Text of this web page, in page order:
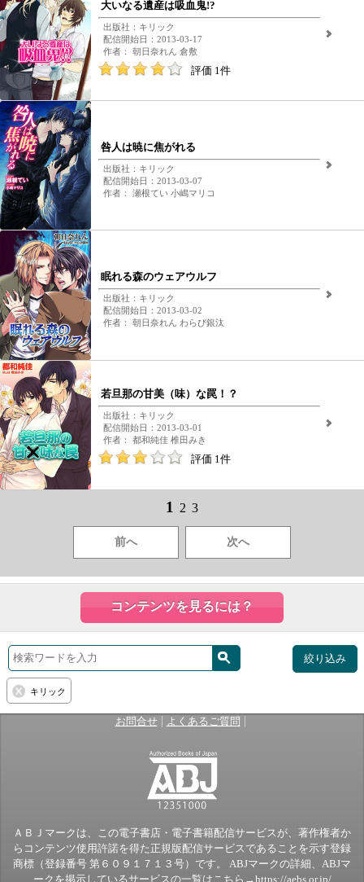
大いなる遺産は吸血鬼!?
出版社：キリック
配信開始日：2013-03-17
作者： 朝日奈れん 倉敷
評価 1件
咎人は暁に焦がれる
出版社：キリック
配信開始日：2013-03-07
作者： 瀬根てい 小嶋マリコ
眠れる森のウェアウルフ
出版社：キリック
配信開始日：2013-03-02
作者： 朝日奈れん わらび銀汰
若旦那の甘美（味）な罠！？
出版社：キリック
配信開始日：2013-03-01
作者： 都和純佳 椎田みき
評価 1件
1 2 3
前へ 次へ
コンテンツを見るには？
絞り込み
キリック
お問合せ| よくあるご質問 |
ＡＢＪマークは、この電子書店・電子書籍配信サービスが、著作権者か
らコンテンツ使用許諾を得た正規版配信サービスであることを示す登録
商標（登録番号 第６０９１７１３号）です。 ABJマークの詳細、ABJマ
ークを掲示しているサービスの一覧はこちら→https://aebs.or.jp/